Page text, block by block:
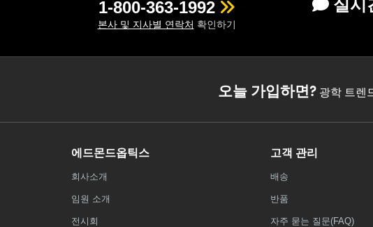
1-800-363-1992
본사 및 지사별 연락처 확인하기
실시
오늘 가입하면?광학 트렌
에드몬드옵틱스
회사소개
임원 소개
전시회
고객 관리
배송
반품
자주 묻는 질문(FAQ)